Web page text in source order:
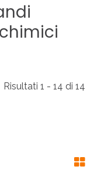
chimici
Risultati 1 - 14 di 14